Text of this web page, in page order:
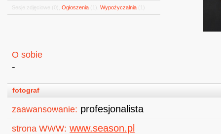
Sesje zdjęciowe (0) Ogłoszenia (1) Wypożyczalnia (1)
O sobie
-
fotograf
zaawansowanie: profesjonalista
strona WWW: www.season.pl